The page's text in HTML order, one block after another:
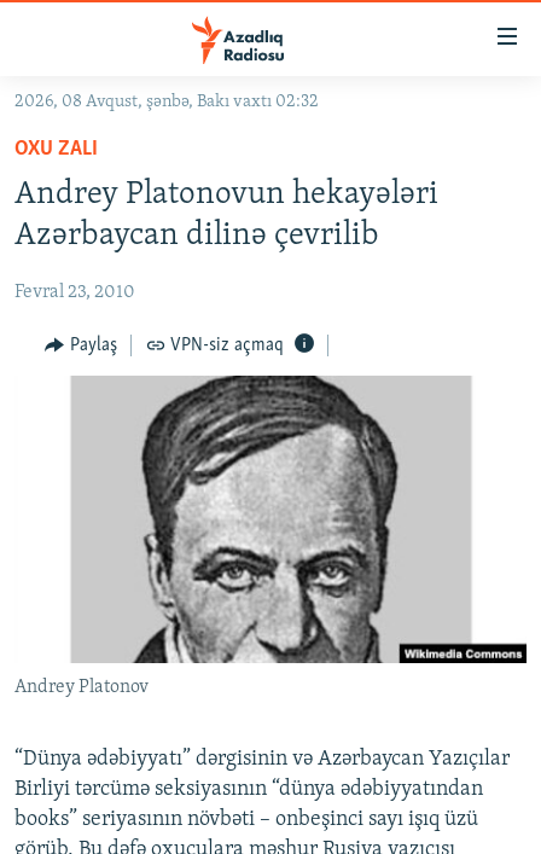
Əsas
qayıt
Əsas
naviqasiyaya
qayıt
Axtarışa
#İZAHLA
KORRUPSIOMETR
FƏRQƏ BAX
QANUNI DOĞRU
FOTOQALEREYA
AZƏRBAYCAN ƏDƏBIYYATI KITABXANASI
İSLAM VƏ DEMOKRATIYA
İZ - MƏDƏNIYYƏT PROQRAMI
PEŞƏ ETIKASI VƏ JURNALISTIKA STANDARTLARIMIZ
MATERIALLARIMIZDAN ISTIFADƏ
AZADLIQRADIOSU MOBIL TELEFONUNUZDA
XƏBƏR BÜLLETENLƏRIMIZ
RFE/RL-in bütün saytları
2026, 08 Avqust, şənbə, Bakı vaxtı 02:32
OXU ZALI
Andrey Platonovun hekayələri
Azərbaycan dilinə çevrilib
Fevral 23, 2010
Paylaş VPN-siz açmaq
Andrey Platonov
“Dünya ədəbiyyatı” dərgisinin və Azərbaycan Yazıçılar
Birliyi tərcümə seksiyasının “dünya ədəbiyyatından
books” seriyasının növbəti – onbeşinci sayı işıq üzü